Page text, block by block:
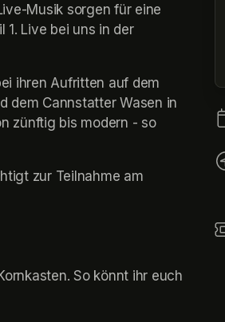
Musik sorgen für eine
1. Live bei uns in der
ihren Aufritten auf dem
dem Cannstatter Wasen in
zünftig bis modern - so
zur Teilnahme am
So könnt ihr euch